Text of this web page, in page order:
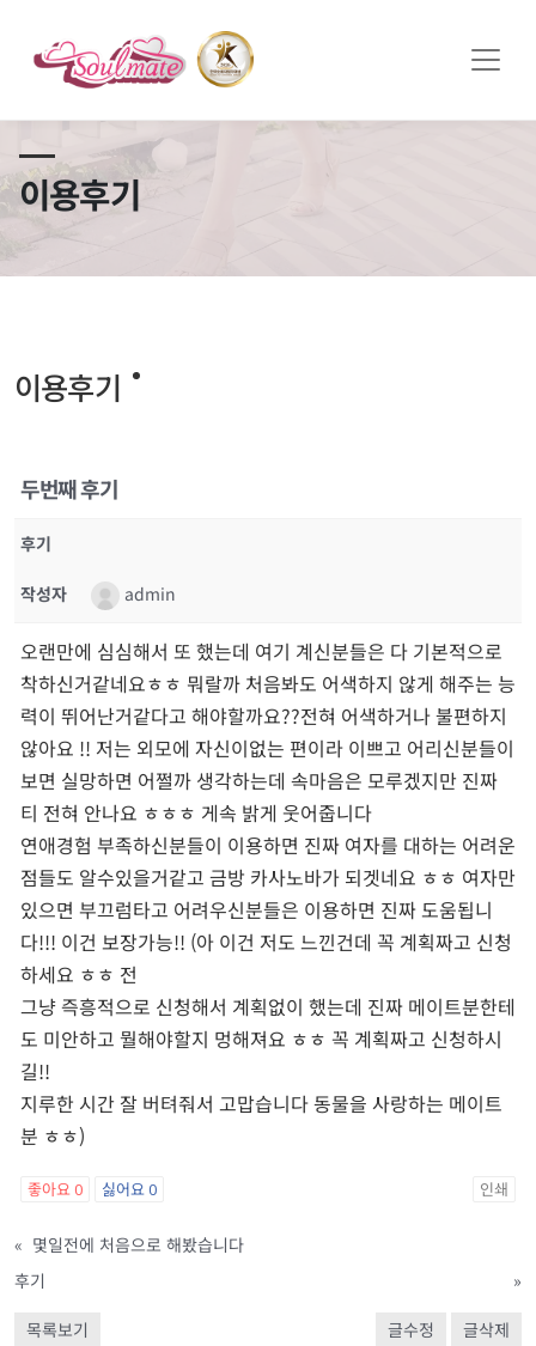
이용후기
이용후기
두번째 후기
후기
작성자 admin
오랜만에 심심해서 또 했는데 여기 계신분들은 다 기본적으로
착하신거같네요ㅎㅎ 뭐랄까 처음봐도 어색하지 않게 해주는 능
력이 뛰어난거같다고 해야할까요??전혀 어색하거나 불편하지
않아요 !! 저는 외모에 자신이없는 편이라 이쁘고 어리신분들이
보면 실망하면 어쩔까 생각하는데 속마음은 모루겠지만 진짜
티 전혀 안나요 ㅎㅎㅎ 게속 밝게 웃어줍니다
연애경험 부족하신분들이 이용하면 진짜 여자를 대하는 어려운
점들도 알수있을거같고 금방 카사노바가 되겟네요 ㅎㅎ 여자만
있으면 부끄럼타고 어려우신분들은 이용하면 진짜 도움됩니
다!!! 이건 보장가능!! (아 이건 저도 느낀건데 꼭 계획짜고 신청
하세요 ㅎㅎ 전
그냥 즉흥적으로 신청해서 계획없이 했는데 진짜 메이트분한테
도 미안하고 뭘해야할지 멍해져요 ㅎㅎ 꼭 계획짜고 신청하시
길!!
지루한 시간 잘 버텨줘서 고맙습니다 동물을 사랑하는 메이트
분 ㅎㅎ)
좋아요 0 싫어요0 인쇄
« 몇일전에 처음으로 해봤습니다
후기
»
목록보기 글수정 글삭제
쏠메이트×토모토모 프로모션 영상 full버전 보러가기